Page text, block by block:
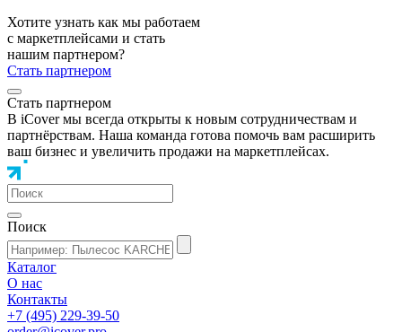
Хотите узнать как мы работаем
с маркетплейсами и стать
нашим партнером?
Стать партнером
Стать партнером
В iCover мы всегда открыты к новым сотрудничествам и
партнёрствам. Наша команда готова помочь вам расширить
ваш бизнес и увеличить продажи на маркетплейсах.
Поиск
Каталог
О нас
Контакты
+7 (495) 229-39-50